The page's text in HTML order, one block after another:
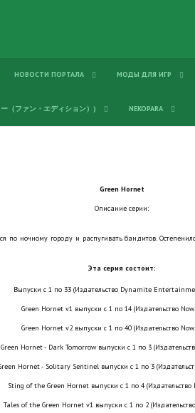
НОВОСТИ ПОРТАЛА МОДЫ ДЛЯ ИГР
（ファン・エディション）) NEKOPARA
Green Hornet
Описание серии:
ночному городу и распугивать бандитов.
Эта серия состоит:
Выпуски с 1 по 33 (Издательство Dynamite
Green Hornet v1 выпуски с 1 по 14 (Издательство Now
Green Hornet v2 выпуски с 1 по 40 (Издательство Now
Green Hornet - Dark Tomorrow выпуски с 1 по 3
Hornet - Solitary Sentinel выпуски с 1 по 3
Sting of the Green Hornet выпуски с 1 по 4 (Издательство
Tales of the Green Hornet v1 выпуски с 1 по 2